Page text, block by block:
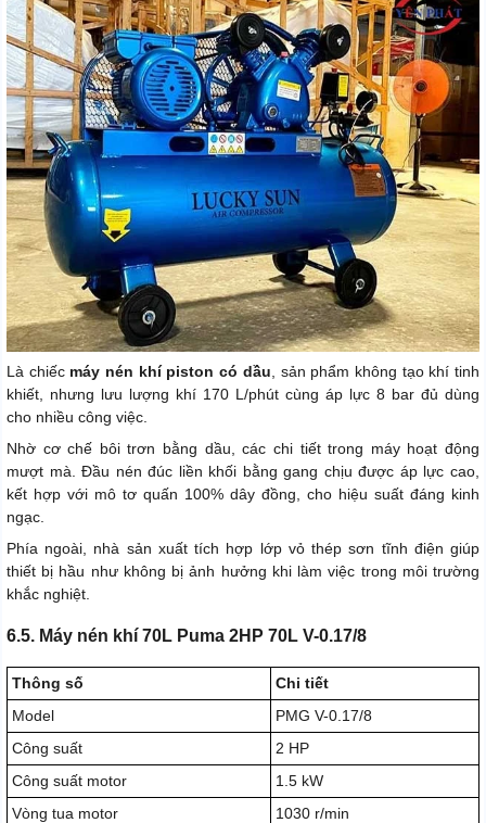
Là chiếc máy nén khí piston có dầu , sản phẩm không tạo khí tinh
khiết, nhưng lưu lượng khí 170 L/phút cùng áp lực 8 bar đủ dùng
cho nhiều công việc.
Nhờ cơ chế bôi trơn bằng dầu, các chi tiết trong máy hoạt động
mượt mà. Đầu nén đúc liền khối bằng gang chịu được áp lực cao,
kết hợp với mô tơ quấn 100% dây đồng, cho hiệu suất đáng kinh
ngạc.
Phía ngoài, nhà sản xuất tích hợp lớp vỏ thép sơn tĩnh điện giúp
thiết bị hầu như không bị ảnh hưởng khi làm việc trong môi trường
khắc nghiệt.
6.5. Máy nén khí 70L Puma 2HP 70L V-0.17/8
Thông số
Chi tiết
Model
PMG V-0.17/8
Công suất
2 HP
Công suất motor
1.5 kW
Vòng tua motor
1030 r/min